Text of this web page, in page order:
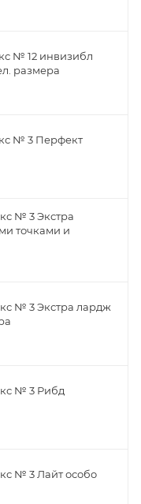
№ 12 инвизибл
размера
№ 3 Перфект
№ 3 Экстра
точками и
№ 3 Экстра лардж
№ 3 Рибд
№ 3 Лайт особо